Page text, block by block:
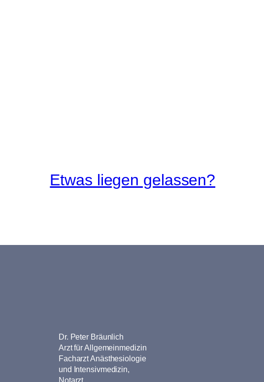
Etwas liegen gelassen?
Dr. Peter Bräunlich
Arzt für Allgemeinmedizin
Facharzt Anästhesiologie
und Intensivmedizin,
Notarzt